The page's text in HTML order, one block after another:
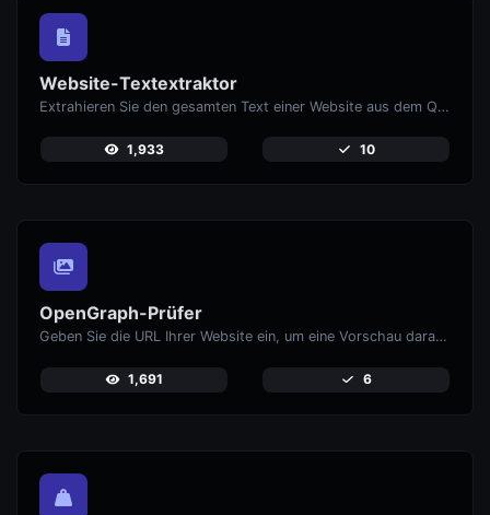
Website-Textextraktor
Extrahieren Sie den gesamten Text einer Website aus dem Quellcode der Seite.
1,933 10
OpenGraph-Prüfer
Geben Sie die URL Ihrer Website ein, um eine Vorschau darauf zu erhalten, wie Ihre Seiten aussehen, wenn sie auf sozialen Medien wie Facebook und X (Twitter) geteilt werden.
1,691 6